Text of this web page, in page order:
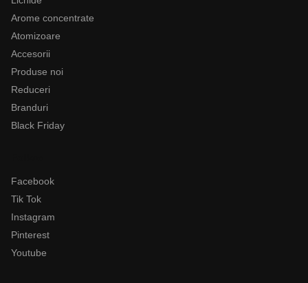
Arome concentrate
Atomizoare
Accesorii
Produse noi
Reduceri
Branduri
Black Friday
Facebook
Tik Tok
Instagram
Pinterest
Youtube